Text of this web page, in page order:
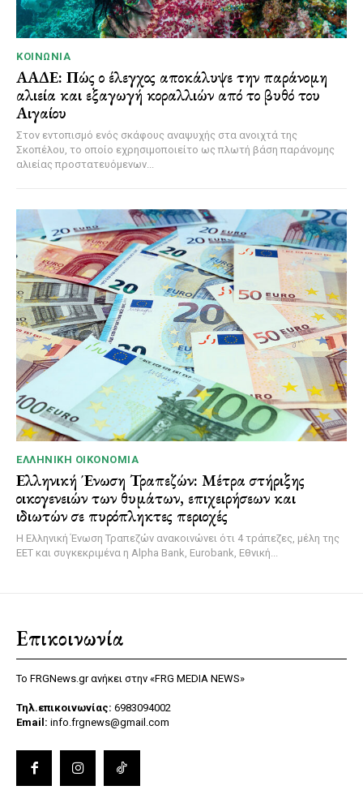
ΚΟΙΝΩΝΊΑ
ΑΑΔΕ: Πώς ο έλεγχος αποκάλυψε την παράνομη
αλιεία και εξαγωγή κοραλλιών από το βυθό του
Αιγαίου
Στον εντοπισμό ενός σκάφους αναψυχής στα ανοιχτά της
Σκοπέλου, το οποίο εχρησιμοποιείτο ως πλωτή βάση παράνομης
αλιείας προστατευόμενων...
ΕΛΛΗΝΙΚΉ ΟΙΚΟΝΟΜΊΑ
Ελληνική Ένωση Τραπεζών: Μέτρα στήριξης
οικογενειών των θυμάτων, επιχειρήσεων και
ιδιωτών σε πυρόπληκτες περιοχές
Η Ελληνική Ένωση Τραπεζών ανακοινώνει ότι 4 τράπεζες, μέλη της
ΕΕΤ και συγκεκριμένα η Alpha Bank, Eurobank, Εθνική...
Επικοινωνία
Το FRGNews.gr ανήκει στην «FRG MEDIA NEWS»
Τηλ.επικοινωνίας: 6983094002
Email: info.frgnews@gmail.com